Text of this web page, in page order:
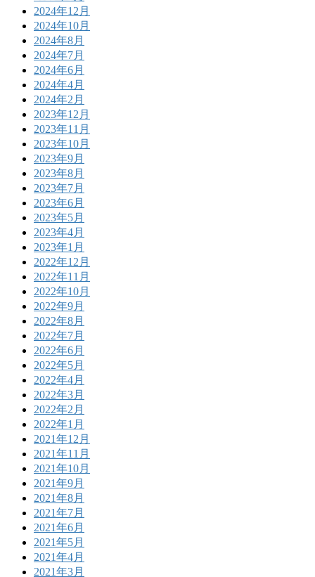
2024年12月
2024年10月
2024年8月
2024年7月
2024年6月
2024年4月
2024年2月
2023年12月
2023年11月
2023年10月
2023年9月
2023年8月
2023年7月
2023年6月
2023年5月
2023年4月
2023年1月
2022年12月
2022年11月
2022年10月
2022年9月
2022年8月
2022年7月
2022年6月
2022年5月
2022年4月
2022年3月
2022年2月
2022年1月
2021年12月
2021年11月
2021年10月
2021年9月
2021年8月
2021年7月
2021年6月
2021年5月
2021年4月
2021年3月